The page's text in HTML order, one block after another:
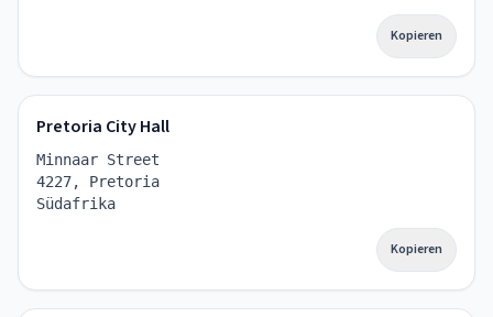
Kopieren
Pretoria City Hall
Minnaar Street
4227, Pretoria
Südafrika
Kopieren